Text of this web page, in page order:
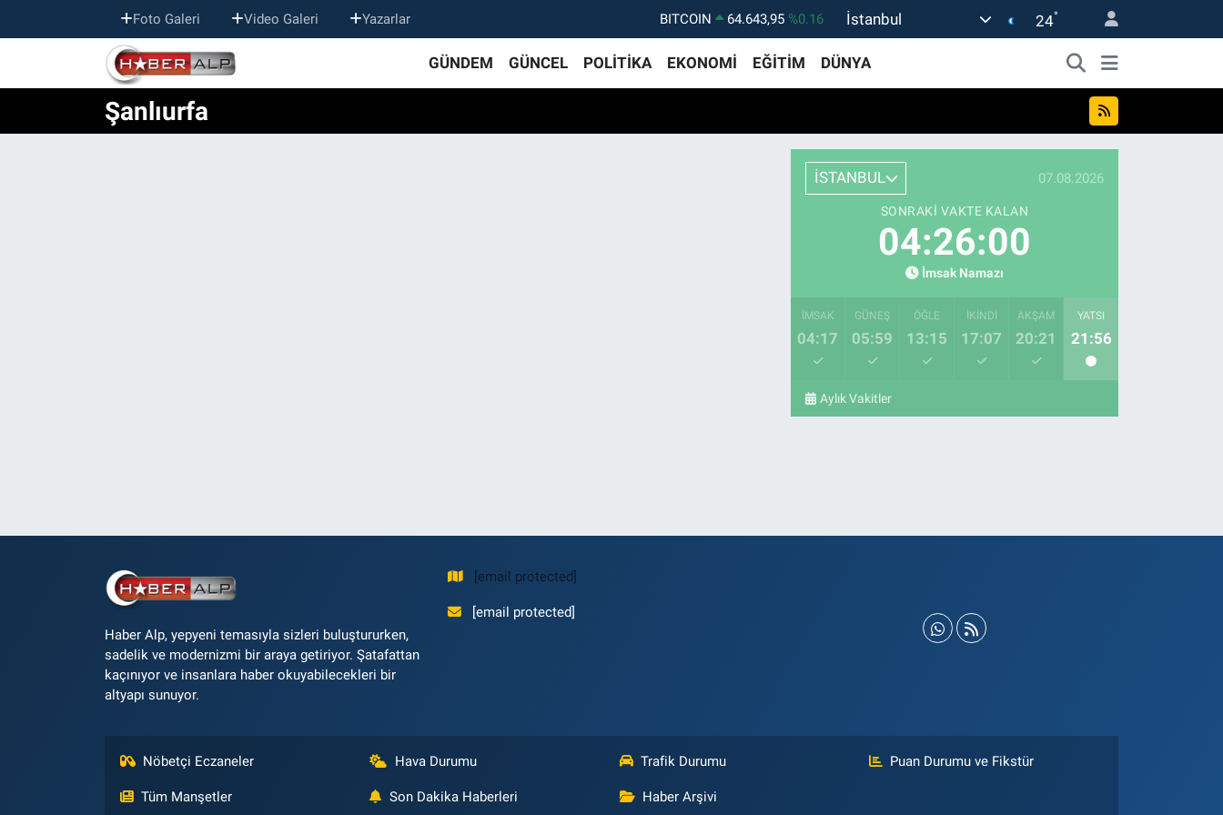
Foto Galeri Video Galeri Yazarlar BITCOIN 64.643,95 %0.16
DOLAR
47,6704
EURO
55,0406 %-0.08
%0.12
%70
İstanbul 24°
GÜNDEM GÜNCEL POLİTİKA EKONOMİ EĞİTİM DÜNYA
Şanlıurfa
İSTANBUL 07.08.2026
SONRAKI VAKTE KALAN
04:25:59
İmsak Namazı
İMSAK
04:17
GÜNEŞ
05:59
ÖĞLE
13:15
İKINDI
17:07
AKŞAM
20:21
YATSI
21:56
Aylık Vakitler
Haber Alp, yepyeni temasıyla sizleri buluştururken,
sadelik ve modernizmi bir araya getiriyor. Şatafattan
kaçınıyor ve insanlara haber okuyabilecekleri bir
altyapı sunuyor.
[email protected]
[email protected]
Nöbetçi Eczaneler Hava Durumu Trafik Durumu Puan Durumu ve Fikstür
Tüm Manşetler Son Dakika Haberleri Haber Arşivi
Nöbetçi Eczaneler
Hava Durumu